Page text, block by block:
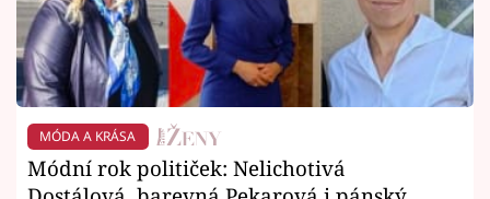
MÓDA A KRÁSA
Módní rok političek: Nelichotivá